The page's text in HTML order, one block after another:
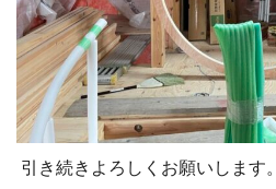
引き続きよろしくお願いします。